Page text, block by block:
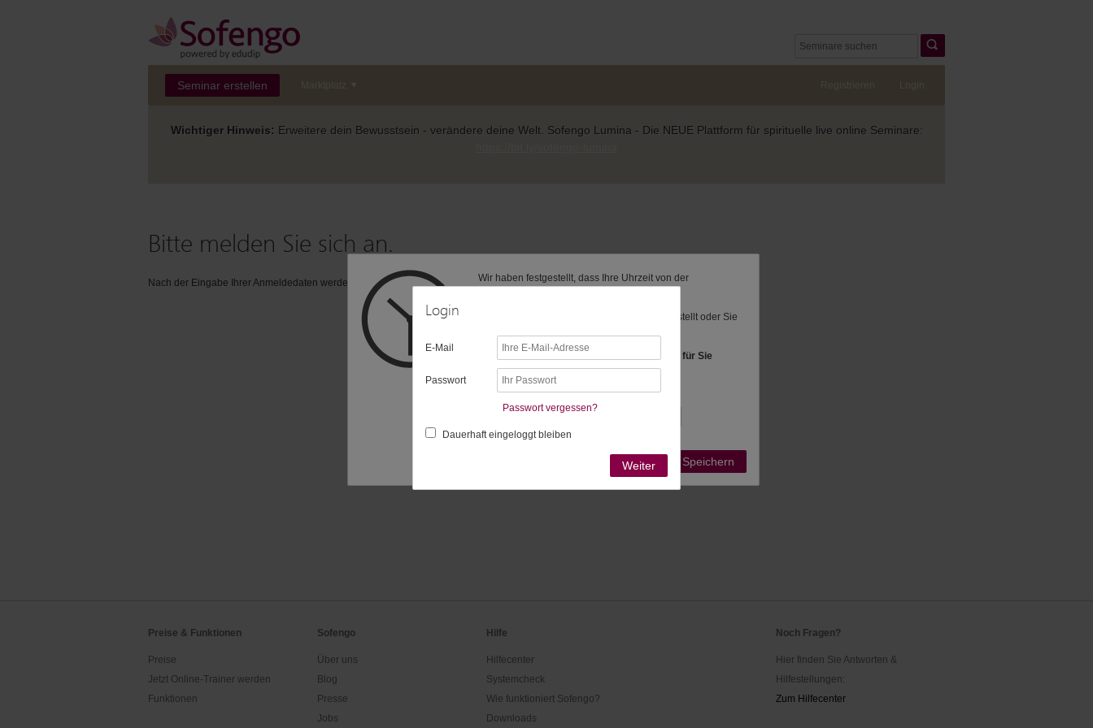
Seminar erstellen Marktplatz Registrieren Login
Login
E-Mail
Passwort
Passwort vergessen?
Dauerhaft eingeloggt bleiben
Weiter
Wichtiger Hinweis: Erweitere dein Bewusstsein - verändere deine Welt. Sofengo Lumina - Die NEUE Plattform für spirituelle live online Seminare:
Bitte melden Sie sich an.
Nach der Eingabe Ihrer Anmeldedaten werden Sie zur gewünschten Seite weitergeleitet.
Preise & Funktionen
Preise
Jetzt Online-Trainer werden
Funktionen
Sofengo
Über uns
Blog
Presse
Jobs
Hilfe
Hilfecenter
Systemcheck
Wie funktioniert Sofengo?
Downloads
Noch Fragen?
Hier finden Sie Antworten &
Hilfestellungen:
Zum Hilfecenter
Wir haben festgestellt, dass Ihre Uhrzeit von der
Vielleicht ist Ihre Computer-Uhr anders eingestellt oder Sie
Folgende Zeitzonen haben wir als Vorschlag für Sie
bestimmt:
Passende Zeitzonen
Ist Ihre Zeitzone nicht aufgeführt?
Speichern